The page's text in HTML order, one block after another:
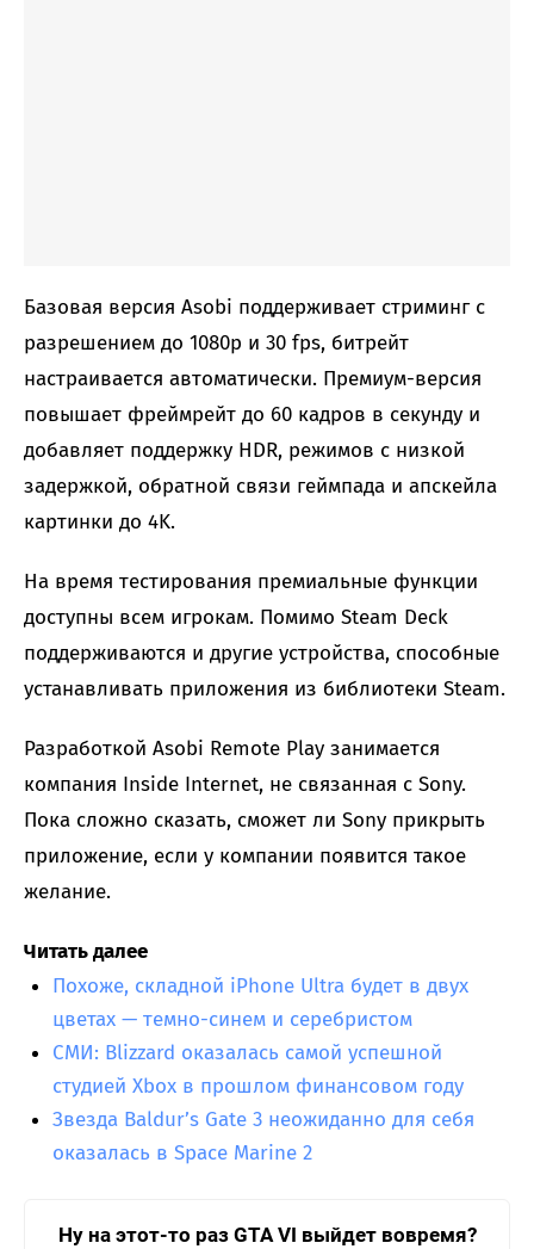
Базовая версия Asobi поддерживает стриминг с
разрешением до 1080p и 30 fps, битрейт
настраивается автоматически. Премиум-версия
повышает фреймрейт до 60 кадров в секунду и
добавляет поддержку HDR, режимов с низкой
задержкой, обратной связи геймпада и апскейла
картинки до 4K.
На время тестирования премиальные функции
доступны всем игрокам. Помимо Steam Deck
поддерживаются и другие устройства, способные
устанавливать приложения из библиотеки Steam.
Разработкой Asobi Remote Play занимается
компания Inside Internet, не связанная с Sony.
Пока сложно сказать, сможет ли Sony прикрыть
приложение, если у компании появится такое
желание.
Читать далее
Похоже, складной iPhone Ultra будет в двух
цветах — темно-синем и серебристом
СМИ: Blizzard оказалась самой успешной
студией Xbox в прошлом финансовом году
Звезда Baldur’s Gate 3 неожиданно для себя
оказалась в Space Marine 2
Ну на этот-то раз GTA VI выйдет вовремя?